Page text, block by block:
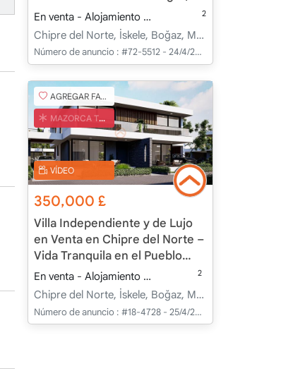
Chipre del Norte
En venta - Alojamiento 2
Chipre del Norte, İskele, Boğaz, Merkez - Merkez
Número de anuncio : #72-5512 - 24/4/2025
AGREGAR FAVORITO
MAZORCA TURCA
VÍDEO
350,000 £
Villa Independiente y de Lujo
en Venta en Chipre del Norte –
Vida Tranquila en el Pueblo
Costero de Boğaz
En venta - Alojamiento 2
Chipre del Norte, İskele, Boğaz, Merkez - Merkez
Número de anuncio : #18-4728 - 25/4/2025